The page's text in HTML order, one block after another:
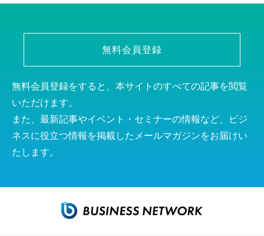
無料会員登録
無料会員登録をすると、本サイトのすべての記事を閲覧
いただけます。
また、最新記事やイベント・セミナーの情報など、ビジ
ネスに役立つ情報を掲載したメールマガジンをお届けい
たします。